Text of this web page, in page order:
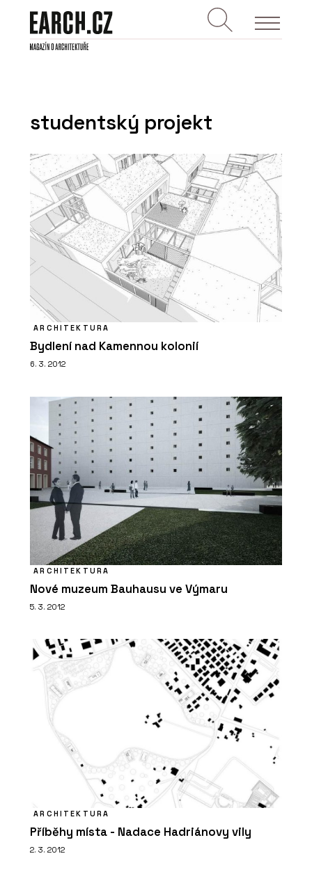
studentský projekt
ARCHITEKTURA
Bydlení nad Kamennou kolonií
6. 3. 2012
ARCHITEKTURA
Nové muzeum Bauhausu ve Výmaru
5. 3. 2012
ARCHITEKTURA
Příběhy místa - Nadace Hadriánovy vily
2. 3. 2012